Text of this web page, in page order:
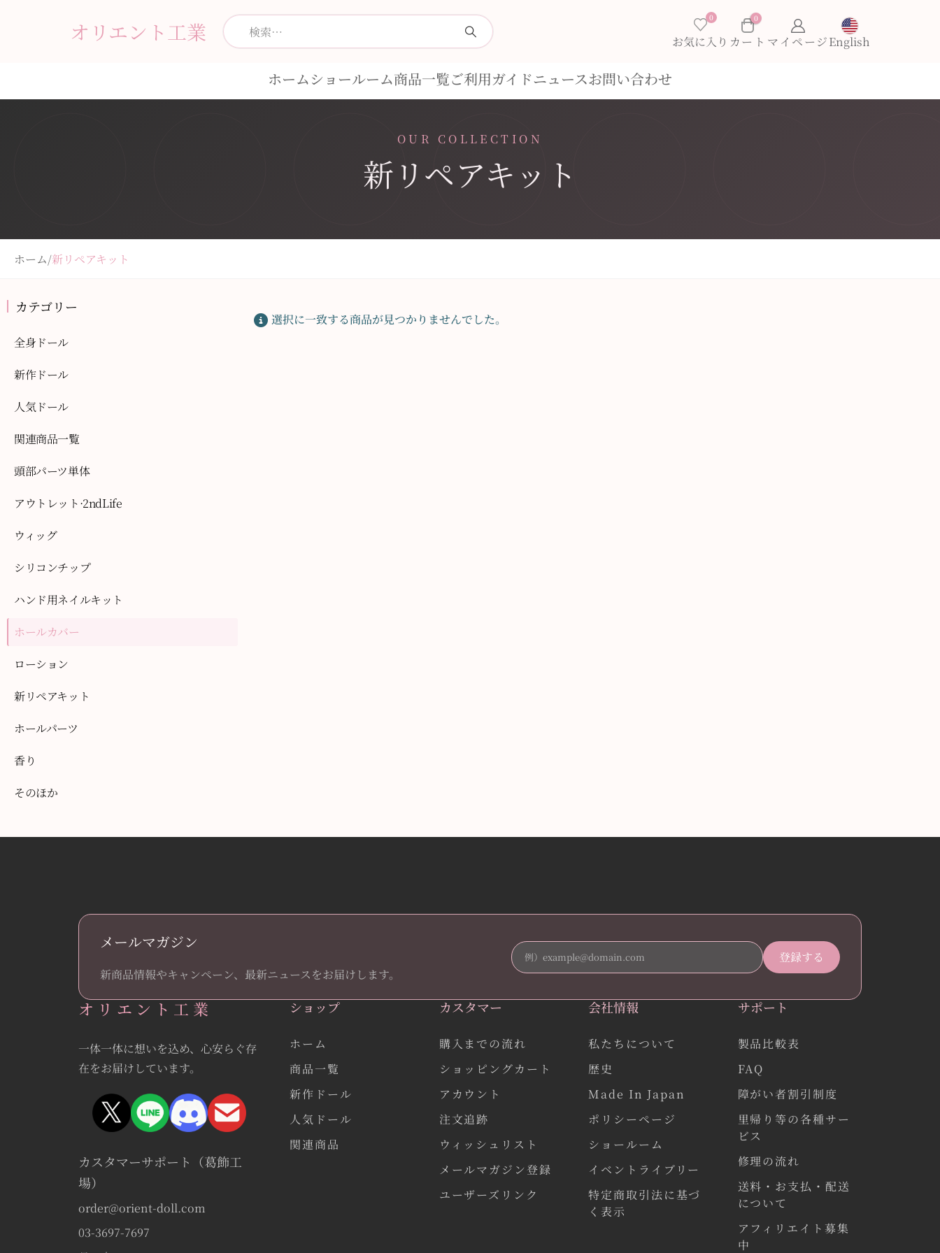
オリエント工業
0
お気に入り
0
English
ホームショールーム商品一覧ご利用ガイドニュースお問い合わせ
OUR COLLECTION
新リペアキット
ホーム/新リペアキット
選択に一致する商品が見つかりませんでした。
カテゴリー
全身ドール
新作ドール
人気ドール
関連商品一覧
頭部パーツ単体
アウトレット·2ndLife
ウィッグ
シリコンチップ
ハンド用ネイルキット
ホールカバー
ローション
新リペアキット
ホールパーツ
香り
そのほか
メールマガジン
新商品情報やキャンペーン、最新ニュースをお届けします。
オリエント工業
一体一体に想いを込め、心安らぐ存
在をお届けしています。
カスタマーサポート（葛飾工
場）
order@orient-doll.com
03-3697-7697
ショップ
ホーム
商品一覧
新作ドール
人気ドール
関連商品
カスタマー
購入までの流れ
ショッピングカート
アカウント
注文追跡
ウィッシュリスト
メールマガジン登録
ユーザーズリンク
会社情報
私たちについて
歴史
Made In Japan
ポリシーページ
ショールーム
イベントライブリー
特定商取引法に基づ
く表示
サポート
製品比較表
FAQ
障がい者割引制度
里帰り等の各種サー
ビス
修理の流れ
送料・お支払・配送
について
アフィリエイト募集
中